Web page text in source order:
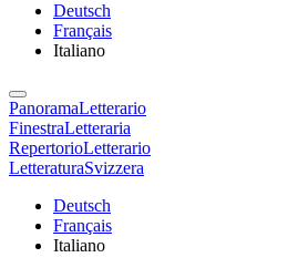
Deutsch
Français
Italiano
PanoramaLetterario
FinestraLetteraria
RepertorioLetterario
LetteraturaSvizzera
Deutsch
Français
Italiano